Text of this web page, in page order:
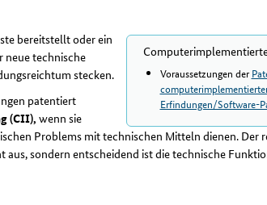
Voraussetzungen der
Erfindungen/Software-
bereitstellt oder ein
neue technische
stecken.
patentiert
(CII), wenn sie
Problems mit technischen Mitteln dienen. Der
sondern entscheidend ist die technische